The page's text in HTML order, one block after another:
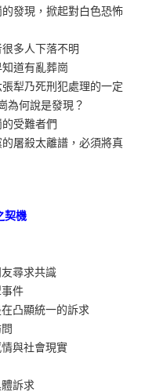
發現，掀起對白色恐怖
多人下落不明
道有亂葬崗
犁乃死刑犯處理的一定
為何說是發現？
受難者們
屠殺太離譜，必須將真
契機
尋求共識
件
凸顯統一的訴求
與社會現實
訴求